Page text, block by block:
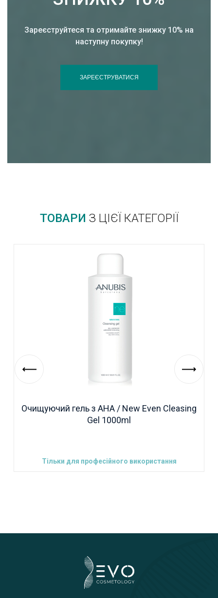
Зареєструйтеся та отримайте знижку 10% на
наступну покупку!
ЗАРЕЄСТРУВАТИСЯ
ТОВАРИ З ЦІЄЇ КАТЕГОРІЇ
Очищуючий гель з АНА / New Even Cleasing
Gel 1000ml
Тільки для професійного використання